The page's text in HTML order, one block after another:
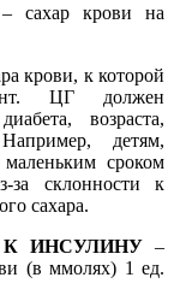
– сахар крови на
крови, к которой
ЦГ должен
возраста,
детям,
сроком
за склонности к
сахара.
ИНСУЛИНУ–
(в ммолях) 1 ед.